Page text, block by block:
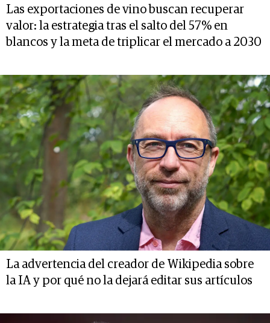
Las exportaciones de vino buscan recuperar
valor: la estrategia tras el salto del 57% en
blancos y la meta de triplicar el mercado a 2030
La advertencia del creador de Wikipedia sobre
la IA y por qué no la dejará editar sus artículos